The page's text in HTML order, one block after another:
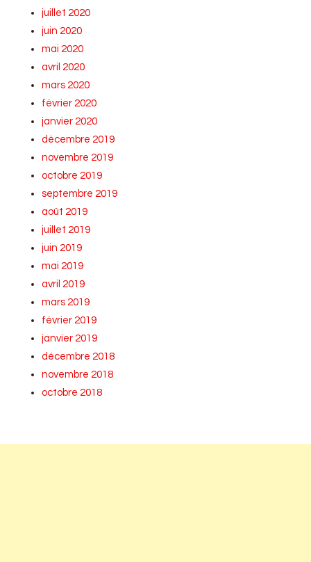
juillet 2020
juin 2020
mai 2020
avril 2020
mars 2020
février 2020
janvier 2020
décembre 2019
novembre 2019
octobre 2019
septembre 2019
août 2019
juillet 2019
juin 2019
mai 2019
avril 2019
mars 2019
février 2019
janvier 2019
décembre 2018
novembre 2018
octobre 2018